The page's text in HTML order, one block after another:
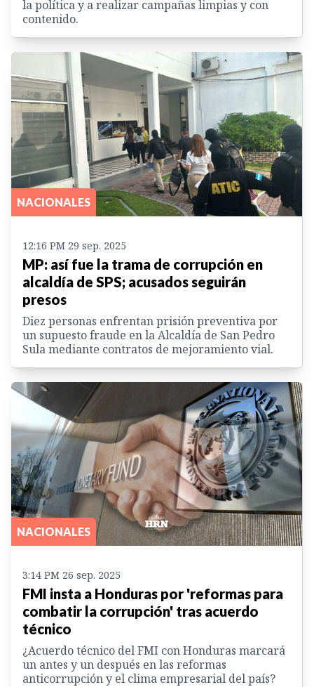
la política y a realizar campañas limpias y con
contenido.
NACIONALES
12:16 PM 29 sep. 2025
MP: así fue la trama de corrupción en
alcaldía de SPS; acusados seguirán
presos
Diez personas enfrentan prisión preventiva por
un supuesto fraude en la Alcaldía de San Pedro
Sula mediante contratos de mejoramiento vial.
NACIONALES
3:14 PM 26 sep. 2025
FMI insta a Honduras por 'reformas para
combatir la corrupción' tras acuerdo
técnico
¿Acuerdo técnico del FMI con Honduras marcará
un antes y un después en las reformas
anticorrupción y el clima empresarial del país?